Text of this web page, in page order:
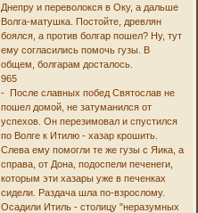
Днепру и переволокся в Оку, а дальше
Волга-матушка. Постойте, древлян
боялся, а против болгар пошел? Ну, тут
ему согласились помочь гузы. В
общем, болгарам досталось.
965
- После славных побед Святослав не
пошел домой, не затуманился от
успехов. Он перезимовал и спустился
по Волге к Итилю - хазар крошить.
Слева ему помогли те же гузы с Яика, а
справа, от Дона, подоспели печенеги,
которым эти хазары уже в печенках
сидели. Раздача шла по-взрослому.
Осадили Итиль - столицу "неразумных